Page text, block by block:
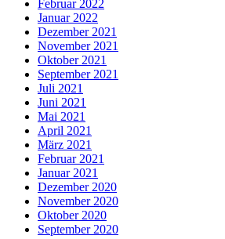
Februar 2022
Januar 2022
Dezember 2021
November 2021
Oktober 2021
September 2021
Juli 2021
Juni 2021
Mai 2021
April 2021
März 2021
Februar 2021
Januar 2021
Dezember 2020
November 2020
Oktober 2020
September 2020